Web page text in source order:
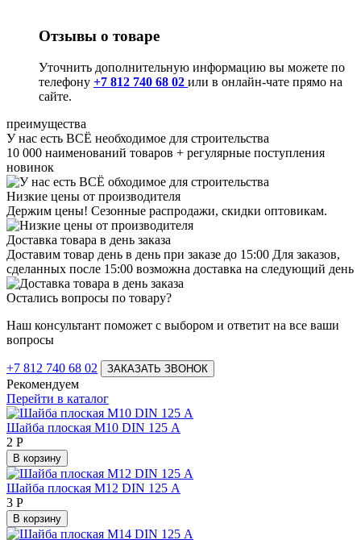
Отзывы о товаре
Уточнить дополнительную информацию вы можете по
телефону +7 812 740 68 02 или в онлайн-чате прямо на
сайте.
преимущества
У нас есть ВСЁ необходимое для строительства
10 000 наименований товаров + регулярные поступления
новинок
Низкие цены от производителя
Держим цены! Сезонные распродажи, скидки оптовикам.
Доставка товара в день заказа
Доставим товар день в день при заказе до 15:00 Для заказов,
сделанных после 15:00 возможна доставка на следующий день
Остались вопросы по товару?
Наш консультант поможет с выбором и ответит на все ваши
вопросы
+7 812 740 68 02 ЗАКАЗАТЬ ЗВОНОК
Рекомендуем
Перейти в каталог
Шайба плоская М10 DIN 125 А
2 Р
В корзину
Шайба плоская М12 DIN 125 А
3 Р
В корзину